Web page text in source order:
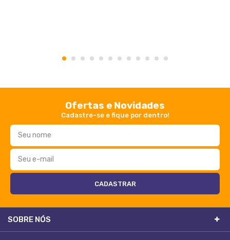
1 2 3 4 5 6 7 8 9 10 11 12
Ofertas e Novidades
Cadastre-se e fique por dentro!
SOBRE NÓS